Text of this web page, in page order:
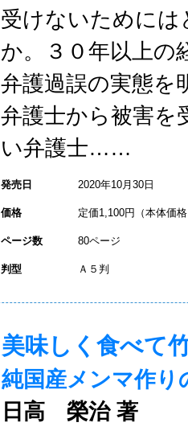
受けないために
か。３０年以上の
弁護過誤の実態を
弁護士から被害を
い弁護士……
発売日 2020年10月30日
価格 定価1,100円（本体価
ページ数 80ページ
判型 Ａ５判
美味しく食べて
純国産メンマ作り
日高 榮治 著